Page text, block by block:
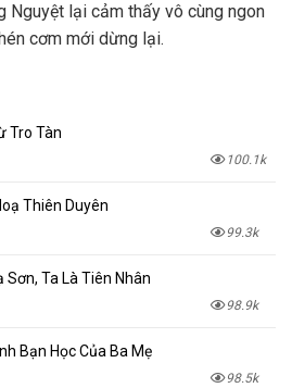
Nguyệt lại cảm thấy vô cùng ngon
cơm mới dừng lại.
Tro Tàn
100.1k
Thiên Duyên
99.3k
Sơn, Ta Là Tiên Nhân
98.9k
Bạn Học Của Ba Mẹ
98.5k